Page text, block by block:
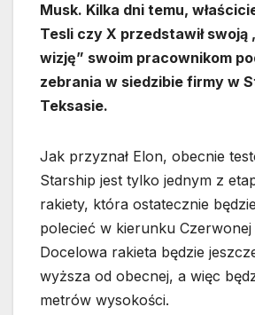
Musk. Kilka dni temu,
Tesli czy X przedstawił swoją
wizję” swoim pracownikom
zebrania w siedzibie firmy w
Teksasie.
Jak przyznał Elon, obecnie
Starship jest tylko jednym z
rakiety, która ostatecznie
polecieć w kierunku Czerwonej
Docelowa rakieta będzie
wyższa od obecnej, a więc
metrów wysokości.